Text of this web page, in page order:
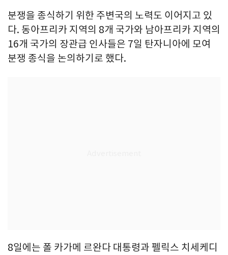
분쟁을 종식하기 위한 주변국의 노력도 이어지고 있
다. 동아프리카 지역의 8개 국가와 남아프리카 지역의
16개 국가의 장관급 인사들은 7일 탄자니아에 모여
분쟁 종식을 논의하기로 했다.
8일에는 폴 카가메 르완다 대통령과 펠릭스 치세케디